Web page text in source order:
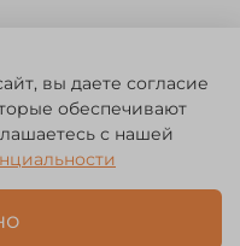
интернет-магазин.
вы даете согласие
обеспечивают
с нашей